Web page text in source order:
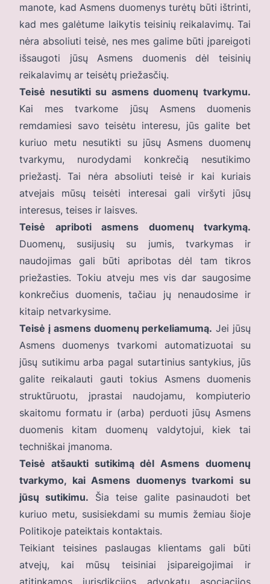
manote, kad Asmens duomenys turėtų būti ištrinti,
kad mes galėtume laikytis teisinių reikalavimų. Tai
nėra absoliuti teisė, nes mes galime būti įpareigoti
išsaugoti jūsų Asmens duomenis dėl teisinių
reikalavimų ar teisėtų priežasčių.
Teisė nesutikti su asmens duomenų tvarkymu.
Kai mes tvarkome jūsų Asmens duomenis
remdamiesi savo teisėtu interesu, jūs galite bet
kuriuo metu nesutikti su jūsų Asmens duomenų
tvarkymu, nurodydami konkrečią nesutikimo
priežastį. Tai nėra absoliuti teisė ir kai kuriais
atvejais mūsų teisėti interesai gali viršyti jūsų
interesus, teises ir laisves.
Teisė apriboti asmens duomenų tvarkymą.
Duomenų, susijusių su jumis, tvarkymas ir
naudojimas gali būti apribotas dėl tam tikros
priežasties. Tokiu atveju mes vis dar saugosime
konkrečius duomenis, tačiau jų nenaudosime ir
kitaip netvarkysime.
Teisė į asmens duomenų perkeliamumą. Jei jūsų
Asmens duomenys tvarkomi automatizuotai su
jūsų sutikimu arba pagal sutartinius santykius, jūs
galite reikalauti gauti tokius Asmens duomenis
struktūruotu, įprastai naudojamu, kompiuterio
skaitomu formatu ir (arba) perduoti jūsų Asmens
duomenis kitam duomenų valdytojui, kiek tai
techniškai įmanoma.
Teisė atšaukti sutikimą dėl Asmens duomenų
tvarkymo, kai Asmens duomenys tvarkomi su
jūsų sutikimu. Šia teise galite pasinaudoti bet
kuriuo metu, susisiekdami su mumis žemiau šioje
Politikoje pateiktais kontaktais.
Teikiant teisines paslaugas klientams gali būti
atvejų, kai mūsų teisiniai įsipareigojimai ir
atitinkamos jurisdikcijos advokatų asociacijos